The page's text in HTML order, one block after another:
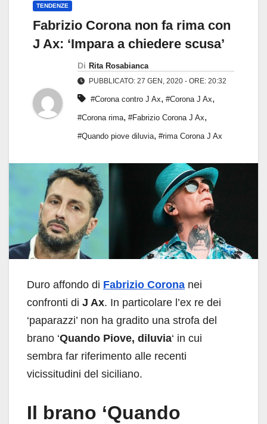
TENDENZE
Fabrizio Corona non fa rima con
J Ax: ‘Impara a chiedere scusa’
Di Rita Rosabianca
PUBBLICATO: 27 GEN, 2020 - ORE: 20:32
#Corona contro J Ax, #Corona J Ax,
#Corona rima, #Fabrizio Corona J Ax,
#Quando piove diluvia, #rima Corona J Ax
Duro affondo di Fabrizio Corona nei
confronti di J Ax. In particolare l’ex re dei
‘paparazzi’ non ha gradito una strofa del
brano ‘Quando Piove, diluvia‘ in cui
sembra far riferimento alle recenti
vicissitudini del siciliano.
Il brano ‘Quando